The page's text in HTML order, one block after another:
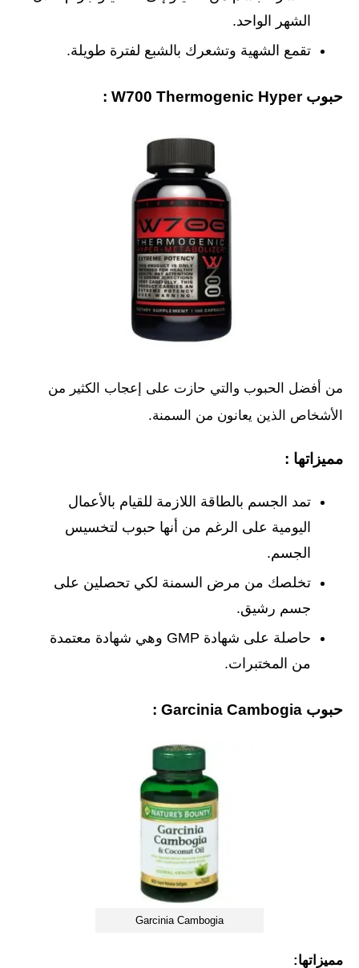
الشهر الواحد.
تقمع الشهية وتشعرك بالشبع لفترة طويلة.
حبوب W700 Thermogenic Hyper :
من أفضل الحبوب والتي حازت على إعجاب الكثير من
الأشخاص الذين يعانون من السمنة.
مميزاتها :
تمد الجسم بالطاقة اللازمة للقيام بالأعمال
اليومية على الرغم من أنها حبوب لتخسيس
الجسم.
تخلصك من مرض السمنة لكي تحصلين على
جسم رشيق.
حاصلة على شهادة GMP وهي شهادة معتمدة
من المختبرات.
حبوب Garcinia Cambogia :
Garcinia Cambogia
مميزاتها: